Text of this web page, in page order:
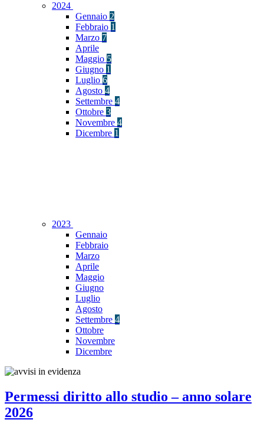
2024
Gennaio 2
Febbraio 1
Marzo 7
Aprile
Maggio 5
Giugno 1
Luglio 6
Agosto 4
Settembre 4
Ottobre 3
Novembre 4
Dicembre 1
2023
Gennaio
Febbraio
Marzo
Aprile
Maggio
Giugno
Luglio
Agosto
Settembre 4
Ottobre
Novembre
Dicembre
Permessi diritto allo studio – anno solare
2026